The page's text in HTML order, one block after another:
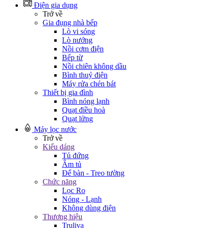
Điện gia dụng
Trở về
Gia đụng nhà bếp
Lò vi sóng
Lò nướng
Nồi cơm điện
Bếp từ
Nồi chiên không dầu
Bình thuỷ điện
Máy rửa chén bát
Thiết bị gia đình
Bình nóng lạnh
Quạt điều hoà
Quạt lửng
Máy lọc nước
Trở về
Kiểu dáng
Tủ đứng
Âm tủ
Để bàn - Treo tường
Chức năng
Lọc Ro
Nóng - Lạnh
Không dùng điện
Thương hiệu
Truliva